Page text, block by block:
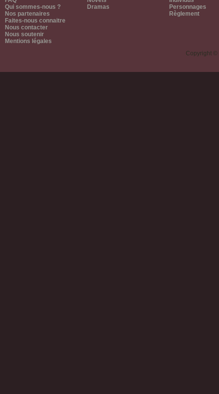
Qui sommes-nous ?
Nos partenaires
Faites-nous connaitre
Nous contacter
Nous soutenir
Mentions légales
Dramas
Personnages
Règlement
Copyright ©